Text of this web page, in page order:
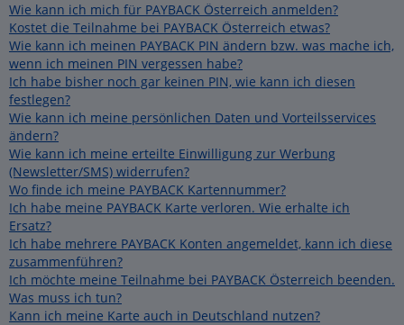
Wie kann ich mich für PAYBACK Österreich anmelden?
Kostet die Teilnahme bei PAYBACK Österreich etwas?
Wie kann ich meinen PAYBACK PIN ändern bzw. was mache ich,
wenn ich meinen PIN vergessen habe?
Ich habe bisher noch gar keinen PIN, wie kann ich diesen
festlegen?
Wie kann ich meine persönlichen Daten und Vorteilsservices
ändern?
Wie kann ich meine erteilte Einwilligung zur Werbung
(Newsletter/SMS) widerrufen?
Wo finde ich meine PAYBACK Kartennummer?
Ich habe meine PAYBACK Karte verloren. Wie erhalte ich
Ersatz?
Ich habe mehrere PAYBACK Konten angemeldet, kann ich diese
zusammenführen?
Ich möchte meine Teilnahme bei PAYBACK Österreich beenden.
Was muss ich tun?
Kann ich meine Karte auch in Deutschland nutzen?